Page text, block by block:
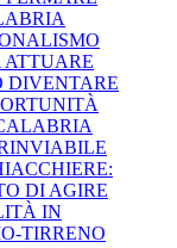
ATTUARE
DIVENTARE
DI AGIRE
IN
TIRRENO